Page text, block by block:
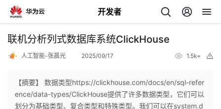
开发者
返
联机分析列式数据库系统ClickHouse
人工智能-张晨光 2025/09/17 1.5k+
【摘要】 数据类型https://clickhouse.com/docs/en/sql-refer
ence/data-types/ClickHouse提供了许多数据类型，它们可以
划分为基础类型、复合类型和特殊类型。我们可以在system.d